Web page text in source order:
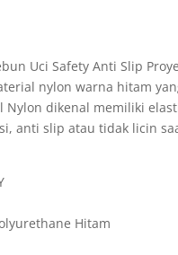
Uci Safety Anti Slip
nylon warna hitam
Nylon dikenal memiliki
anti slip atau tidak licin
Hitam